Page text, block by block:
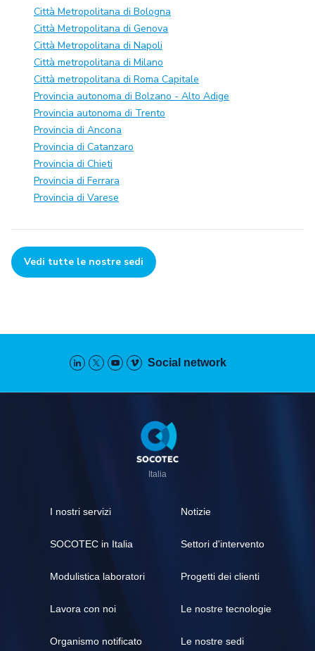
Città Metropolitana di Bologna
Città Metropolitana di Genova
Città Metropolitana di Napoli
Città metropolitana di Milano
Città metropolitana di Roma Capitale
Provincia autonoma di Bolzano - Alto Adige
Provincia autonoma di Trento
Provincia di Ancona
Provincia di Catanzaro
Provincia di Chieti
Provincia di Ferrara
Provincia di Varese
Vedi tutte le nostre sedi
Social network
Italia
I nostri servizi Notizie
SOCOTEC in Italia Settori d'intervento
Modulistica laboratori Progetti dei clienti
Lavora con noi Le nostre tecnologie
Organismo notificato Le nostre sedi